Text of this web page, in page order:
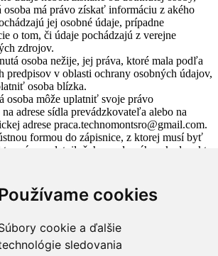
cookies
cookie a ďalšie
sledovania
osoba má právo získať informáciu z akého
jej osobné údaje, prípadne
o tom, či údaje pochádzajú z verejne
zdrojov.
osoba nežije, jej práva, ktoré mala podľa
predpisov v oblasti ochrany osobných údajov,
osoba blízka.
osoba môže uplatniť svoje právo
adrese sídla prevádzkovateľa alebo na
adrese praca.technomontsro@gmail.com.
formou do zápisnice, z ktorej musí byť
právo uplatnil, čoho sa domáha a kedy a kto
zápisnicu, jeho podpis a podpis dotknutej
zápisnice je poisťovňa povinná odovzdať
osobe.
zverejnené.
neuskutočnia prenos osobných údajov do